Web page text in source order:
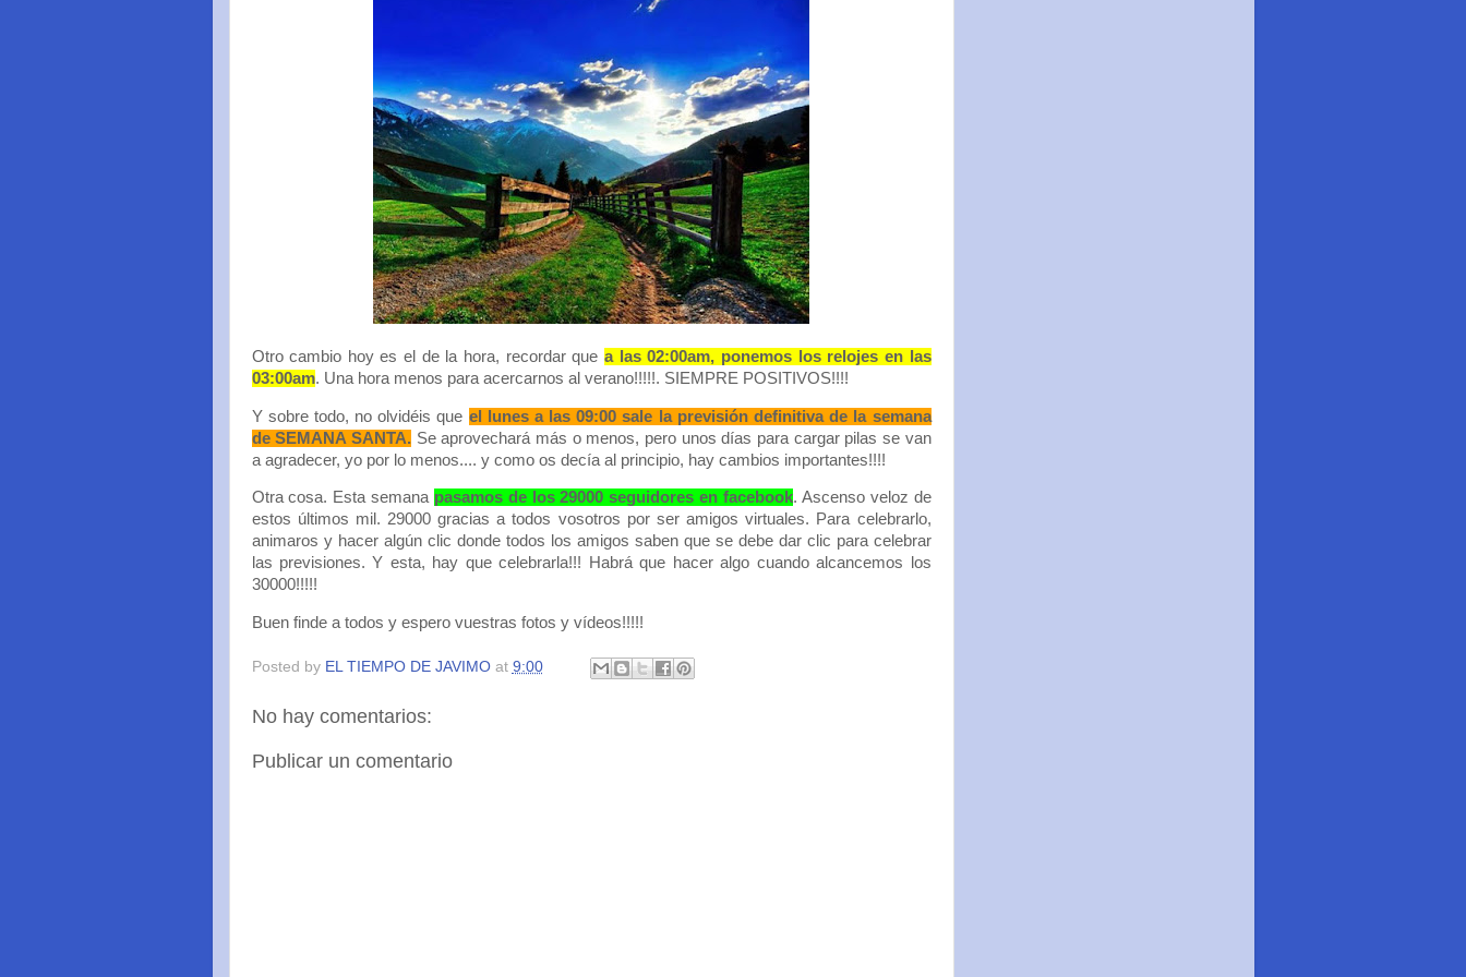
Otro cambio hoy es el de la hora, recordar que a las 02:00am, ponemos los relojes en las
03:00am. Una hora menos para acercarnos al verano!!!!!. SIEMPRE POSITIVOS!!!!
Y sobre todo, no olvidéis que el lunes a las 09:00 sale la previsión definitiva de la semana
de SEMANA SANTA. Se aprovechará más o menos, pero unos días para cargar pilas se van
a agradecer, yo por lo menos.... y como os decía al principio, hay cambios importantes!!!!
Otra cosa. Esta semana pasamos de los 29000 seguidores en facebook. Ascenso veloz de
estos últimos mil. 29000 gracias a todos vosotros por ser amigos virtuales. Para celebrarlo,
animaros y hacer algún clic donde todos los amigos saben que se debe dar clic para celebrar
las previsiones. Y esta, hay que celebrarla!!! Habrá que hacer algo cuando alcancemos los
30000!!!!!
Buen finde a todos y espero vuestras fotos y vídeos!!!!!
Posted by EL TIEMPO DE JAVIMO at 9:00
No hay comentarios:
Publicar un comentario